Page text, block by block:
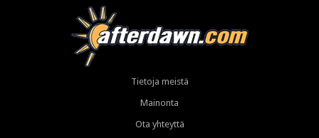
Tietoja meistä
Mainonta
Ota yhteyttä